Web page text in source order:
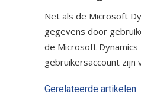
Net als de Microsoft
gegevens door
de Microsoft Dynamics
gebruikersaccount zijn
Gerelateerde artikelen